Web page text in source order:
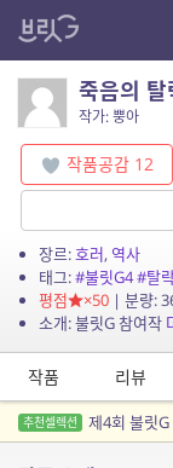
죽음의 탈
작가: 뿡아
작품공감 12
장르:호러, 역사
태그:#불릿G4#탈
평점
×50| 분량:
소개: 불릿G 참여작
작품 리뷰
추천셀렉션 제4회 불릿